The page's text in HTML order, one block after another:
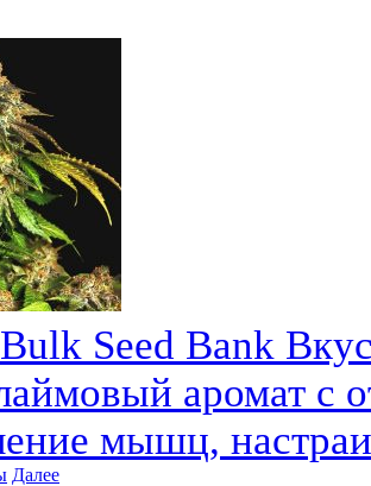
Seed Bank
аромат с
мышц,
Далее